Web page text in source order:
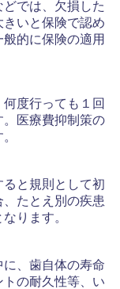
では、欠損した
いと保険で認め
的に保険の適用
度行っても１回
医療費抑制策の
と規則として初
たとえ別の疾患
ります。
、歯自体の寿命
の耐久性等、い